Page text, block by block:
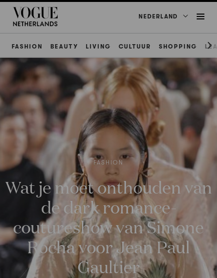
NEDERLAND
FASHION BEAUTY LIVING CULTUUR SHOPPING
FASHION
Wat je moet onthouden van
de dark romance-
coutureshow van Simone
Rocha voor Jean Paul
Gaultier